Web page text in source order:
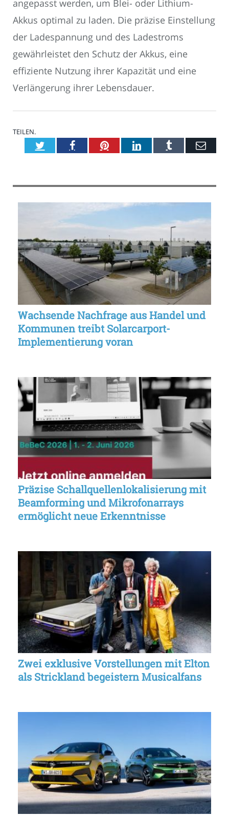
angepasst werden, um Blei- oder Lithium-
Akkus optimal zu laden. Die präzise Einstellung
der Ladespannung und des Ladestroms
gewährleistet den Schutz der Akkus, eine
effiziente Nutzung ihrer Kapazität und eine
Verlängerung ihrer Lebensdauer.
TEILEN.
TwitterFacebookPinterestLinkedInTumblr E-
Wachsende Nachfrage aus Handel und
Kommunen treibt Solarcarport-
Implementierung voran
Präzise Schallquellenlokalisierung mit
Beamforming und Mikrofonarrays
ermöglicht neue Erkenntnisse
Zwei exklusive Vorstellungen mit Elton
als Strickland begeistern Musicalfans